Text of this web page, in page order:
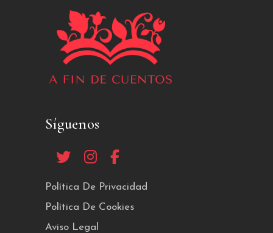
Síguenos
Política De Privacidad
Política De Cookies
Aviso Legal